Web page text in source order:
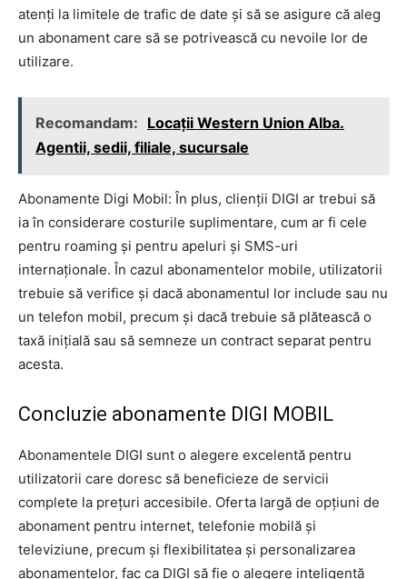
atenți la limitele de trafic de date și să se asigure că aleg
un abonament care să se potrivească cu nevoile lor de
utilizare.
Recomandam: Locații Western Union Alba.
Agentii, sedii, filiale, sucursale
Abonamente Digi Mobil: În plus, clienții DIGI ar trebui să
ia în considerare costurile suplimentare, cum ar fi cele
pentru roaming și pentru apeluri și SMS-uri
internaționale. În cazul abonamentelor mobile, utilizatorii
trebuie să verifice și dacă abonamentul lor include sau nu
un telefon mobil, precum și dacă trebuie să plătească o
taxă inițială sau să semneze un contract separat pentru
acesta.
Concluzie abonamente DIGI MOBIL
Abonamentele DIGI sunt o alegere excelentă pentru
utilizatorii care doresc să beneficieze de servicii
complete la prețuri accesibile. Oferta largă de opțiuni de
abonament pentru internet, telefonie mobilă și
televiziune, precum și flexibilitatea și personalizarea
abonamentelor, fac ca DIGI să fie o alegere inteligentă